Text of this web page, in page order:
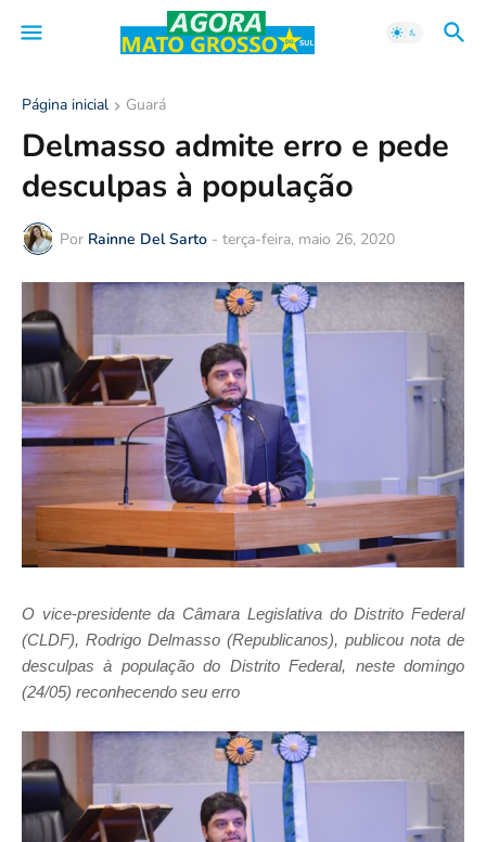
Página inicial Guará
Delmasso admite erro e pede
desculpas à população
Por Rainne Del Sarto - terça-feira, maio 26, 2020
O vice-presidente da Câmara Legislativa do Distrito Federal
(CLDF), Rodrigo Delmasso (Republicanos), publicou nota de
desculpas à população do Distrito Federal, neste domingo
(24/05) reconhecendo seu erro